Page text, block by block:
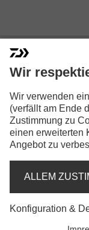
Rollen
Wir
Wir verwenden
(verfällt am Ende
Zustimmung zu
einen erweiterten
Angebot zu
ALLEM
Konfiguration &